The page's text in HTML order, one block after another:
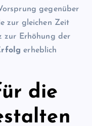
gegenüber
zur gleichen Zeit
zur Erhöhung der
erheblich
die